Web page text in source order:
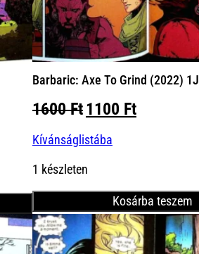
Barbaric: Axe To Grind (2022) 1J
1600FtOriginal
was:
1100 FtCurrent
Kívánságlistába
1 készleten
Kosárba teszem